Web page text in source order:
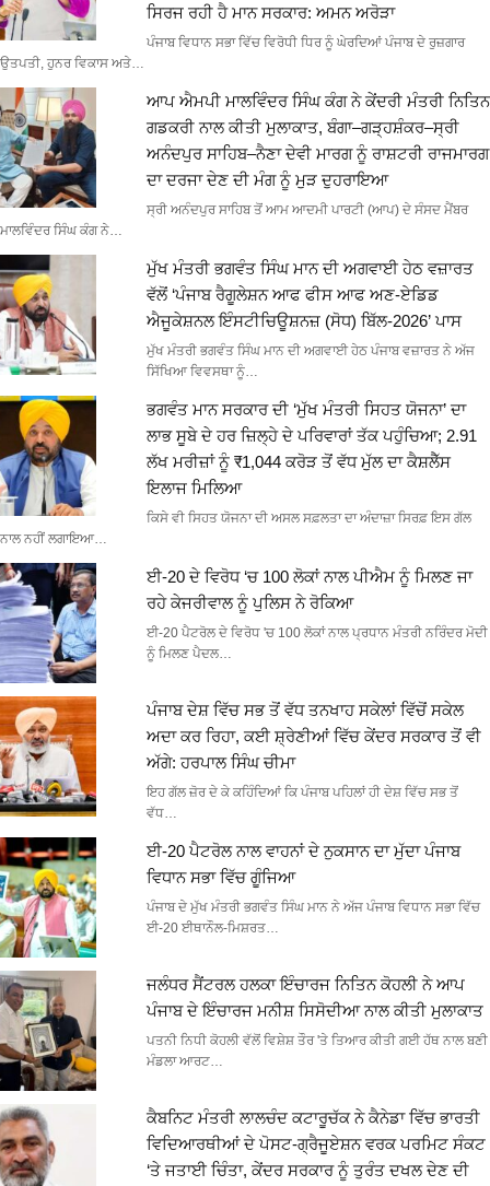
ਸਿਰਜ ਰਹੀ ਹੈ ਮਾਨ ਸਰਕਾਰ: ਅਮਨ ਅਰੋੜਾ
ਪੰਜਾਬ ਵਿਧਾਨ ਸਭਾ ਵਿੱਚ ਵਿਰੋਧੀ ਧਿਰ ਨੂੰ ਘੇਰਦਿਆਂ ਪੰਜਾਬ ਦੇ ਰੁਜ਼ਗਾਰ
ਉਤਪਤੀ, ਹੁਨਰ ਵਿਕਾਸ ਅਤੇ…
ਆਪ ਐਮਪੀ ਮਾਲਵਿੰਦਰ ਸਿੰਘ ਕੰਗ ਨੇ ਕੇਂਦਰੀ ਮੰਤਰੀ ਨਿਤਿਨ
ਗਡਕਰੀ ਨਾਲ ਕੀਤੀ ਮੁਲਾਕਾਤ, ਬੰਗਾ–ਗੜ੍ਹਸ਼ੰਕਰ–ਸ੍ਰੀ
ਅਨੰਦਪੁਰ ਸਾਹਿਬ–ਨੈਣਾ ਦੇਵੀ ਮਾਰਗ ਨੂੰ ਰਾਸ਼ਟਰੀ ਰਾਜਮਾਰਗ
ਦਾ ਦਰਜਾ ਦੇਣ ਦੀ ਮੰਗ ਨੂੰ ਮੁੜ ਦੁਹਰਾਇਆ
ਸ੍ਰੀ ਅਨੰਦਪੁਰ ਸਾਹਿਬ ਤੋਂ ਆਮ ਆਦਮੀ ਪਾਰਟੀ (ਆਪ) ਦੇ ਸੰਸਦ ਮੈਂਬਰ
ਮਾਲਵਿੰਦਰ ਸਿੰਘ ਕੰਗ ਨੇ…
ਮੁੱਖ ਮੰਤਰੀ ਭਗਵੰਤ ਸਿੰਘ ਮਾਨ ਦੀ ਅਗਵਾਈ ਹੇਠ ਵਜ਼ਾਰਤ
ਵੱਲੋਂ ‘ਪੰਜਾਬ ਰੈਗੂਲੇਸ਼ਨ ਆਫ ਫੀਸ ਆਫ ਅਣ-ਏਡਿਡ
ਐਜੂਕੇਸ਼ਨਲ ਇੰਸਟੀਚਿਊਸ਼ਨਜ਼ (ਸੋਧ) ਬਿੱਲ-2026’ ਪਾਸ
ਮੁੱਖ ਮੰਤਰੀ ਭਗਵੰਤ ਸਿੰਘ ਮਾਨ ਦੀ ਅਗਵਾਈ ਹੇਠ ਪੰਜਾਬ ਵਜ਼ਾਰਤ ਨੇ ਅੱਜ
ਸਿੱਖਿਆ ਵਿਵਸਥਾ ਨੂੰ…
ਭਗਵੰਤ ਮਾਨ ਸਰਕਾਰ ਦੀ ‘ਮੁੱਖ ਮੰਤਰੀ ਸਿਹਤ ਯੋਜਨਾ’ ਦਾ
ਲਾਭ ਸੂਬੇ ਦੇ ਹਰ ਜ਼ਿਲ੍ਹੇ ਦੇ ਪਰਿਵਾਰਾਂ ਤੱਕ ਪਹੁੰਚਿਆ; 2.91
ਲੱਖ ਮਰੀਜ਼ਾਂ ਨੂੰ ₹1,044 ਕਰੋੜ ਤੋਂ ਵੱਧ ਮੁੱਲ ਦਾ ਕੈਸ਼ਲੈੱਸ
ਇਲਾਜ ਮਿਲਿਆ
ਕਿਸੇ ਵੀ ਸਿਹਤ ਯੋਜਨਾ ਦੀ ਅਸਲ ਸਫ਼ਲਤਾ ਦਾ ਅੰਦਾਜ਼ਾ ਸਿਰਫ਼ ਇਸ ਗੱਲ
ਨਾਲ ਨਹੀਂ ਲਗਾਇਆ…
ਈ-20 ਦੇ ਵਿਰੋਧ ‘ਚ 100 ਲੋਕਾਂ ਨਾਲ ਪੀਐਮ ਨੂੰ ਮਿਲਣ ਜਾ
ਰਹੇ ਕੇਜਰੀਵਾਲ ਨੂੰ ਪੁਲਿਸ ਨੇ ਰੋਕਿਆ
ਈ-20 ਪੈਟਰੋਲ ਦੇ ਵਿਰੋਧ 'ਚ 100 ਲੋਕਾਂ ਨਾਲ ਪ੍ਰਧਾਨ ਮੰਤਰੀ ਨਰਿੰਦਰ ਮੋਦੀ
ਨੂੰ ਮਿਲਣ ਪੈਦਲ…
ਪੰਜਾਬ ਦੇਸ਼ ਵਿੱਚ ਸਭ ਤੋਂ ਵੱਧ ਤਨਖਾਹ ਸਕੇਲਾਂ ਵਿੱਚੋਂ ਸਕੇਲ
ਅਦਾ ਕਰ ਰਿਹਾ, ਕਈ ਸ਼੍ਰੇਣੀਆਂ ਵਿੱਚ ਕੇਂਦਰ ਸਰਕਾਰ ਤੋਂ ਵੀ
ਅੱਗੇ: ਹਰਪਾਲ ਸਿੰਘ ਚੀਮਾ
ਇਹ ਗੱਲ ਜ਼ੋਰ ਦੇ ਕੇ ਕਹਿੰਦਿਆਂ ਕਿ ਪੰਜਾਬ ਪਹਿਲਾਂ ਹੀ ਦੇਸ਼ ਵਿੱਚ ਸਭ ਤੋਂ
ਵੱਧ…
ਈ-20 ਪੈਟਰੋਲ ਨਾਲ ਵਾਹਨਾਂ ਦੇ ਨੁਕਸਾਨ ਦਾ ਮੁੱਦਾ ਪੰਜਾਬ
ਵਿਧਾਨ ਸਭਾ ਵਿੱਚ ਗੂੰਜਿਆ
ਪੰਜਾਬ ਦੇ ਮੁੱਖ ਮੰਤਰੀ ਭਗਵੰਤ ਸਿੰਘ ਮਾਨ ਨੇ ਅੱਜ ਪੰਜਾਬ ਵਿਧਾਨ ਸਭਾ ਵਿੱਚ
ਈ-20 ਈਥਾਨੌਲ-ਮਿਸ਼ਰਤ…
ਜਲੰਧਰ ਸੈਂਟਰਲ ਹਲਕਾ ਇੰਚਾਰਜ ਨਿਤਿਨ ਕੋਹਲੀ ਨੇ ਆਪ
ਪੰਜਾਬ ਦੇ ਇੰਚਾਰਜ ਮਨੀਸ਼ ਸਿਸੋਦੀਆ ਨਾਲ ਕੀਤੀ ਮੁਲਾਕਾਤ
ਪਤਨੀ ਨਿਧੀ ਕੋਹਲੀ ਵੱਲੋਂ ਵਿਸ਼ੇਸ਼ ਤੌਰ 'ਤੇ ਤਿਆਰ ਕੀਤੀ ਗਈ ਹੱਥ ਨਾਲ ਬਣੀ
ਮੰਡਲਾ ਆਰਟ…
ਕੈਬਨਿਟ ਮੰਤਰੀ ਲਾਲਚੰਦ ਕਟਾਰੂਚੱਕ ਨੇ ਕੈਨੇਡਾ ਵਿੱਚ ਭਾਰਤੀ
ਵਿਦਿਆਰਥੀਆਂ ਦੇ ਪੋਸਟ-ਗ੍ਰੈਜੂਏਸ਼ਨ ਵਰਕ ਪਰਮਿਟ ਸੰਕਟ
‘ਤੇ ਜਤਾਈ ਚਿੰਤਾ, ਕੇਂਦਰ ਸਰਕਾਰ ਨੂੰ ਤੁਰੰਤ ਦਖਲ ਦੇਣ ਦੀ